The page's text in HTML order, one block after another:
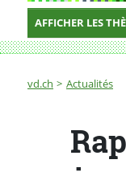
AFFICHER LES
Fil
vd.ch Actualités
Rapport sur les